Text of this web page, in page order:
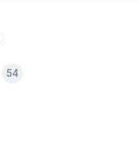
54